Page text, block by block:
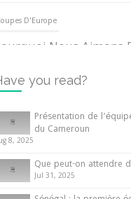
D'Europe
Nous Aimons
June 2024
Internationales
ce que vous devez
d’Afrique des
10 May 2024
you read?
Présentation de
du Cameroun
8, 2025
Que peut-on attendre
Jul 31, 2025